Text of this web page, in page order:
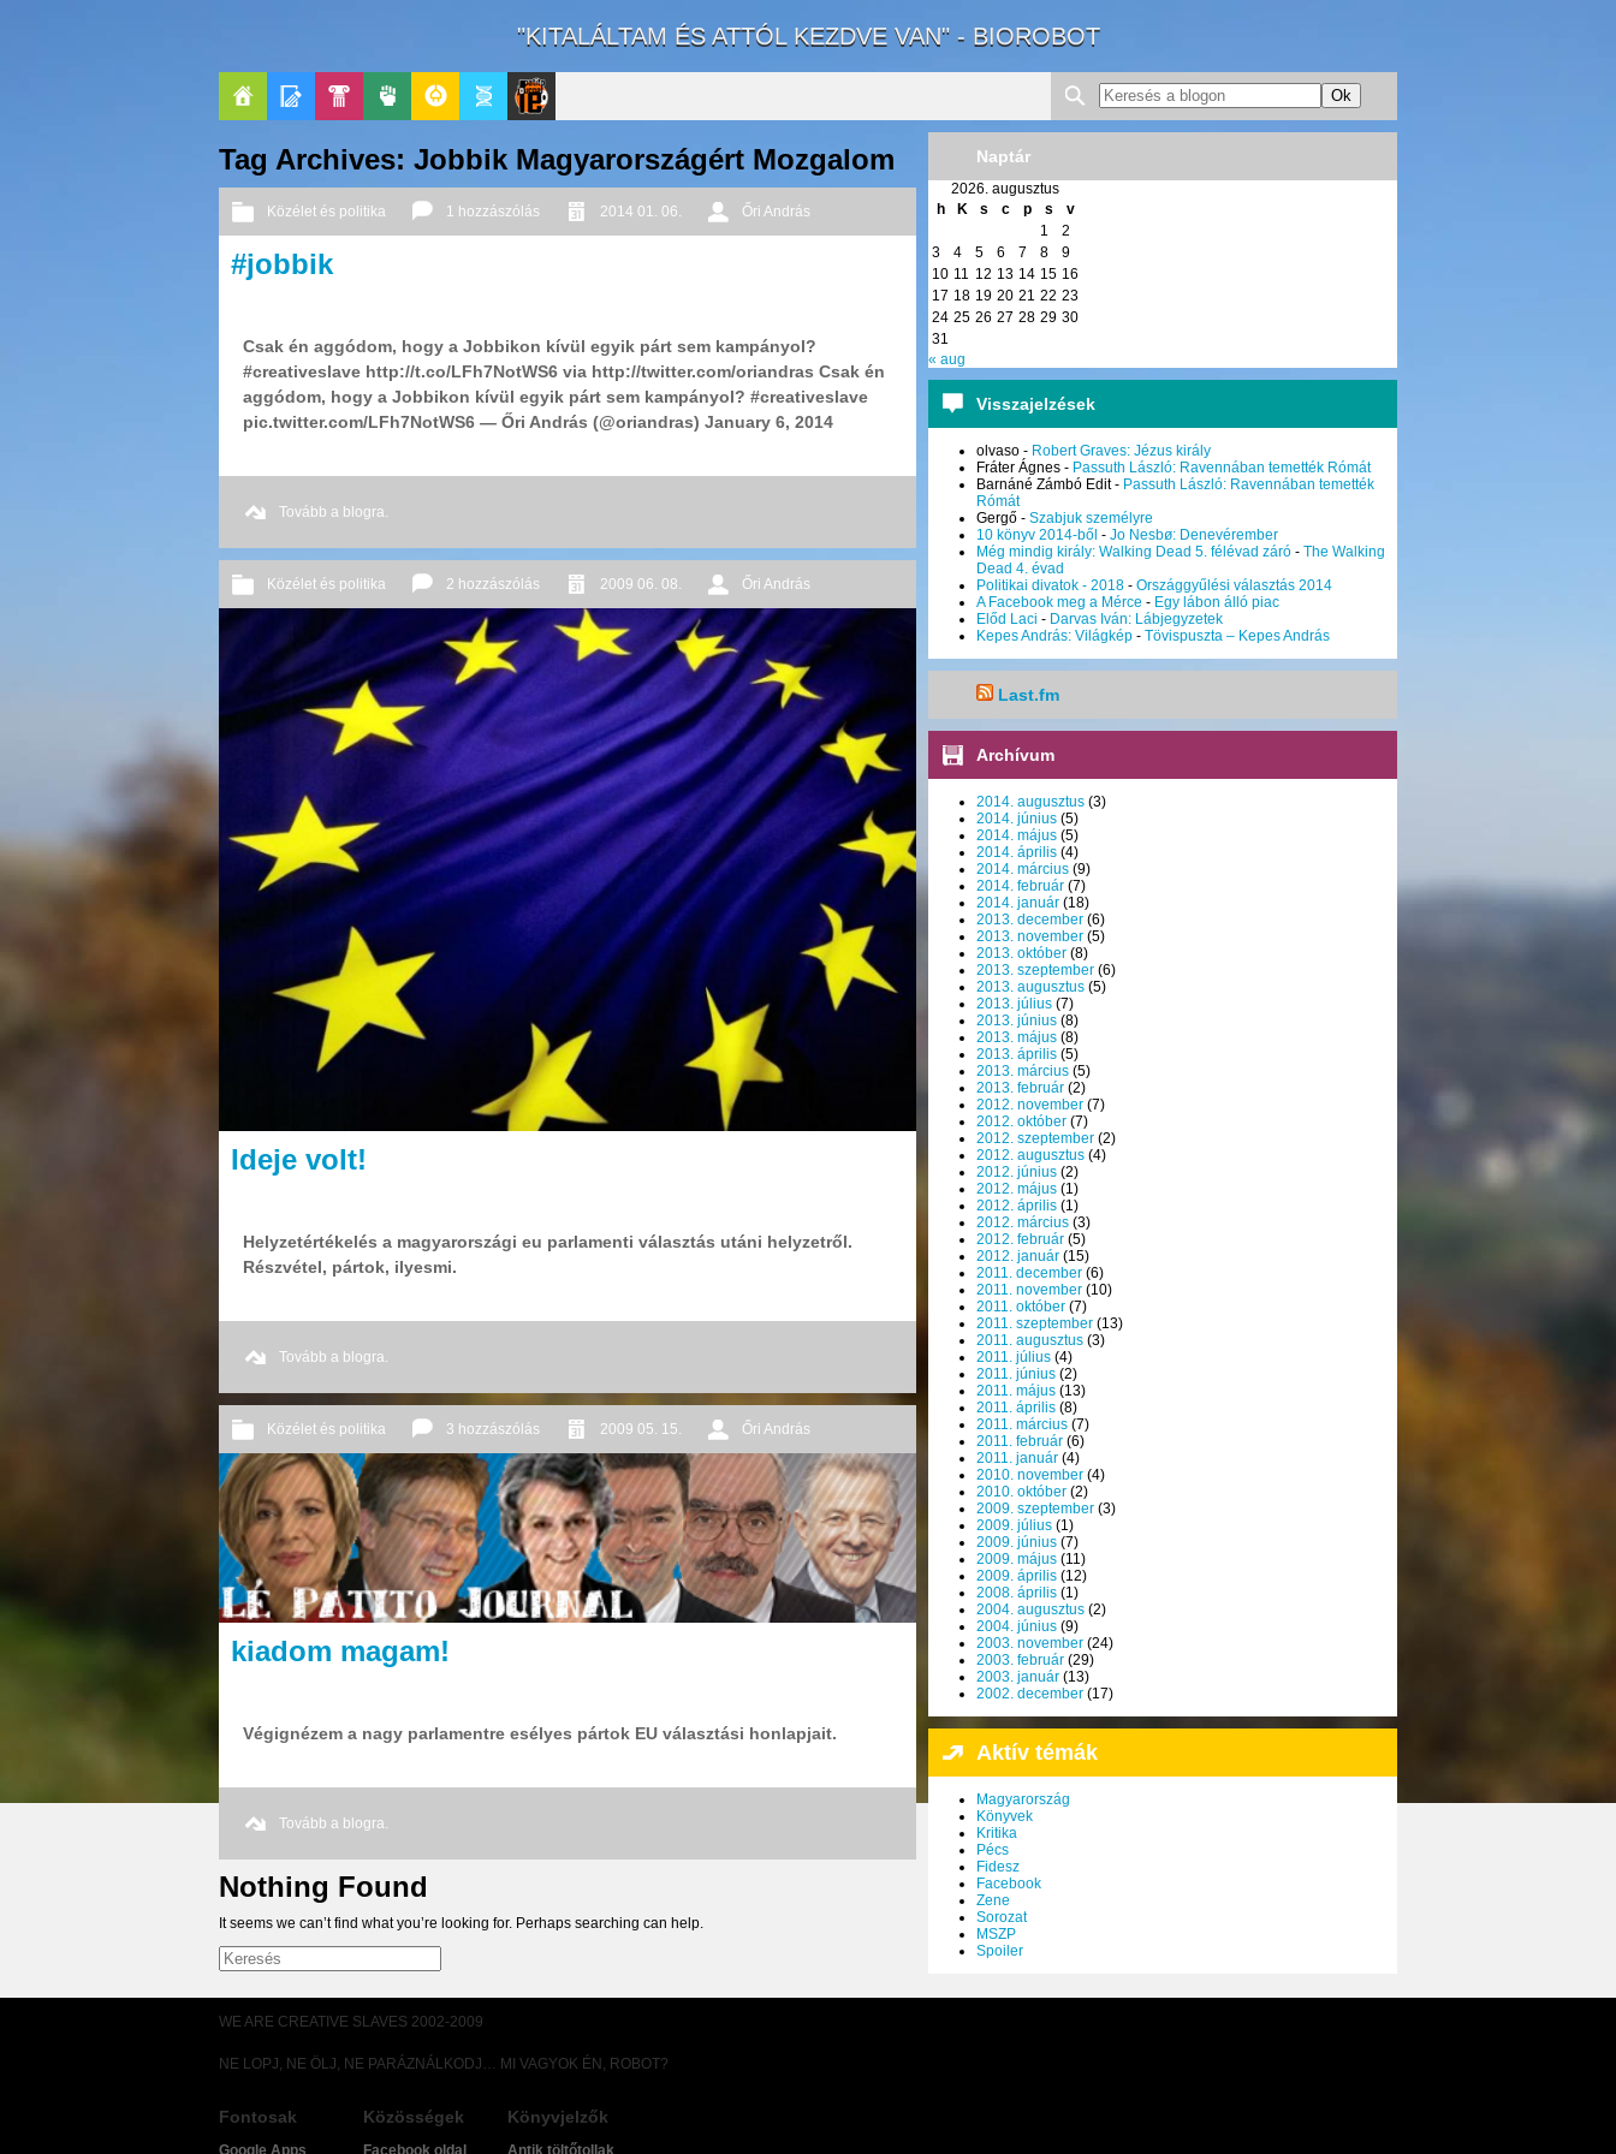
"KITALÁLTAM ÉS ATTÓL KEZDVE VAN" - BIOROBOT
Kult Patito
Journal
Tag Archives: Jobbik Magyarországért Mozgalom
Közélet és politika 1 hozzászólás 2014 01. 06. Őri András
#jobbik
Csak én aggódom, hogy a Jobbikon kívül egyik párt sem kampányol?
#creativeslave http://t.co/LFh7NotWS6 via http://twitter.com/oriandras Csak én
aggódom, hogy a Jobbikon kívül egyik párt sem kampányol? #creativeslave
pic.twitter.com/LFh7NotWS6 — Őri András (@oriandras) January 6, 2014
Tovább a blogra.
Közélet és politika 2 hozzászólás 2009 06. 08. Őri András
Ideje volt!
Helyzetértékelés a magyarországi eu parlamenti választás utáni helyzetről.
Részvétel, pártok, ilyesmi.
Tovább a blogra.
Közélet és politika 3 hozzászólás 2009 05. 15. Őri András
kiadom magam!
Végignézem a nagy parlamentre esélyes pártok EU választási honlapjait.
Tovább a blogra.
Nothing Found
It seems we can’t find what you’re looking for. Perhaps searching can help.
Naptár
2026. augusztus
h
K s c p s
v
1
2
3
4 5 6 7 8
9
10 11 12 13 14 15 16
17 18 19 20 21 22 23
24 25 26 27 28 29 30
31
« aug
Visszajelzések
olvaso - Robert Graves: Jézus király
Fráter Ágnes - Passuth László: Ravennában temették Rómát
Barnáné Zámbó Edit- Passuth László: Ravennában temették
Rómát
Gergő - Szabjuk személyre
10 könyv 2014-ből - Jo Nesbø: Denevérember
Még mindig király: Walking Dead 5. félévad záró - The Walking
Dead 4. évad
Politikai divatok - 2018 - Országgyűlési választás 2014
A Facebook meg a Mérce - Egy lábon álló piac
Előd Laci - Darvas Iván: Lábjegyzetek
Kepes András: Világkép - Tövispuszta – Kepes András
Last.fm
Archívum
2014. augusztus (3)
2014. június (5)
2014. május (5)
2014. április (4)
2014. március (9)
2014. február (7)
2014. január (18)
2013. december (6)
2013. november (5)
2013. október (8)
2013. szeptember (6)
2013. augusztus (5)
2013. július (7)
2013. június (8)
2013. május (8)
2013. április (5)
2013. március (5)
2013. február (2)
2012. november (7)
2012. október (7)
2012. szeptember (2)
2012. augusztus (4)
2012. június (2)
2012. május (1)
2012. április (1)
2012. március (3)
2012. február (5)
2012. január (15)
2011. december (6)
2011. november (10)
2011. október (7)
2011. szeptember (13)
2011. augusztus (3)
2011. július (4)
2011. június (2)
2011. május (13)
2011. április (8)
2011. március (7)
2011. február (6)
2011. január (4)
2010. november (4)
2010. október (2)
2009. szeptember (3)
2009. július (1)
2009. június (7)
2009. május (11)
2009. április (12)
2008. április (1)
2004. augusztus (2)
2004. június (9)
2003. november (24)
2003. február (29)
2003. január (13)
2002. december (17)
Aktív témák
Magyarország
Könyvek
Kritika
Pécs
Fidesz
Facebook
Zene
Sorozat
MSZP
Spoiler
WE ARE CREATIVE SLAVES 2002-2009
NE LOPJ, NE ÖLJ, NE PARÁZNÁLKODJ… MI VAGYOK ÉN, ROBOT?
Fontosak
Google Apps
Közösségek
Facebook oldal
Könyvjelzők
Antik töltőtollak